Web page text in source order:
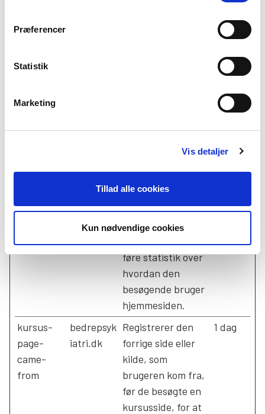
Præferencer
Statistik
Marketing
Vis detaljer
Tillad alle cookies
Kun nødvendige cookies
konverteringsspori
ng på tværs af
domæner.
Perma
nent
_gid [x2] Google
Registrerer et
unikt ID, der
anvendes til at
føre statistik over
hvordan den
besøgende bruger
hjemmesiden.
1 dag
kursus-
page-
came-
from
bedrepsyk
iatri.dk
Registrerer den
forrige side eller
kilde, som
brugeren kom fra,
før de besøgte en
kursusside, for at
1 dag